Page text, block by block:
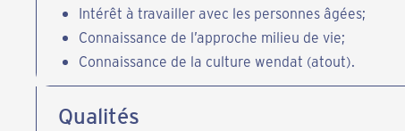
Intérêt à travailler avec les personnes âgées;
Connaissance de l’approche milieu de vie;
Connaissance de la culture wendat (atout).
Qualités